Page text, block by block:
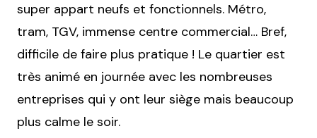
super appart neufs et fonctionnels. Métro,
tram, TGV, immense centre commercial… Bref,
difficile de faire plus pratique ! Le quartier est
très animé en journée avec les nombreuses
entreprises qui y ont leur siège mais beaucoup
plus calme le soir.